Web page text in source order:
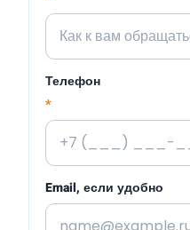
Телефон
*
Email, если удобно